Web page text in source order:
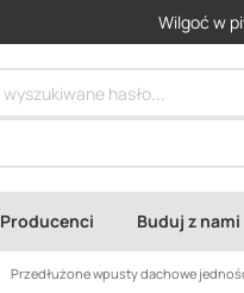
Wilgoć w
Producenci Buduj z nami
Przedłużone wpusty dachowe